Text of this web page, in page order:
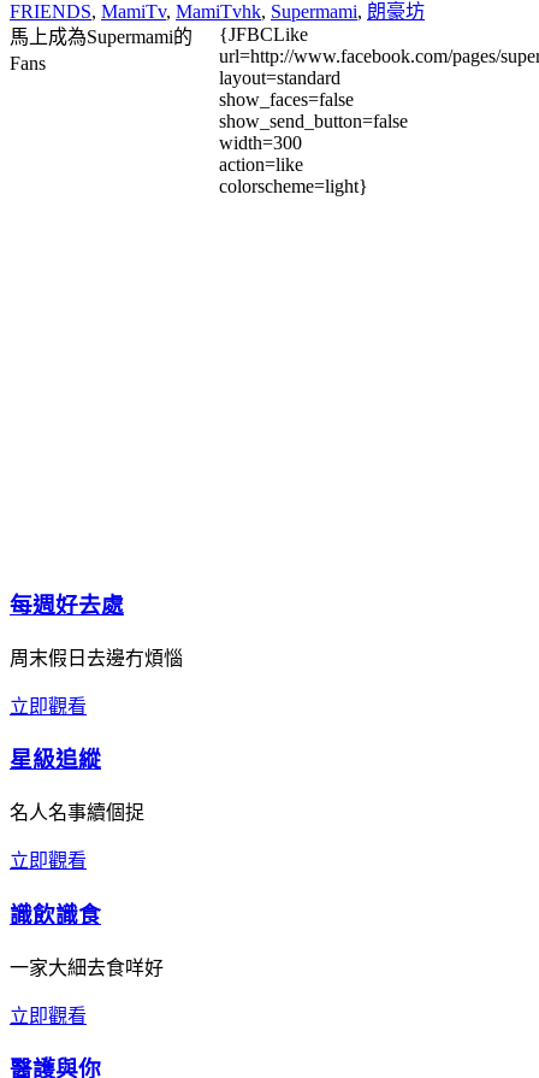
FRIENDS, MamiTv, MamiTvhk, Supermami, 朗豪坊
馬上成為Supermami的
Fans
{JFBCLike
url=http://www.facebook.com/pages/
layout=standard
show_faces=false
show_send_button=false
width=300
action=like
colorscheme=light}
每週好去處
周末假日去邊冇煩惱
立即觀看
星級追縱
名人名事續個捉
立即觀看
識飲識食
一家大細去食咩好
立即觀看
醫護與你